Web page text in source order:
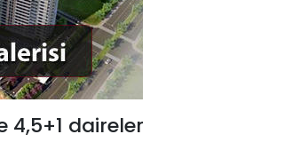
4,5+1 daireler